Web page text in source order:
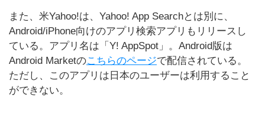
また、米Yahoo!は、Yahoo! App Searchとは別に、
Android/iPhone向けのアプリ検索アプリもリリースし
ている。アプリ名は「Y! AppSpot」。Android版は
Android Marketのこちらのページで配信されている。
ただし、このアプリは日本のユーザーは利用すること
ができない。